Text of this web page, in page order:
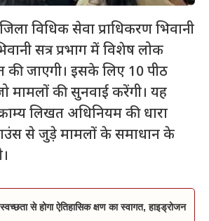
विधिक सेवा प्राधिकरण भिवानी
सत्र प्रभाग में विशेष लोक
जाएगी। इसके लिए 10 पीठ
मामलों की सुनवाई करेंगी। यह
लिखत अधिनियम की धारा
से जुड़े मामलों के समाधान के
स्वच्छता से होगा ऐतिहासिक क्षण का स्वागत, हाइड्रोजन